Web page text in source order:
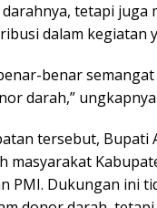
tetapi juga
dalam kegiatan
benar
darah,”
tersebut, Bupati
masyarakat
PMI. Dukungan ini